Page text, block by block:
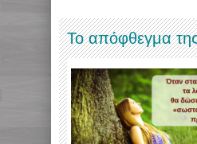
Το απόφθεγμα